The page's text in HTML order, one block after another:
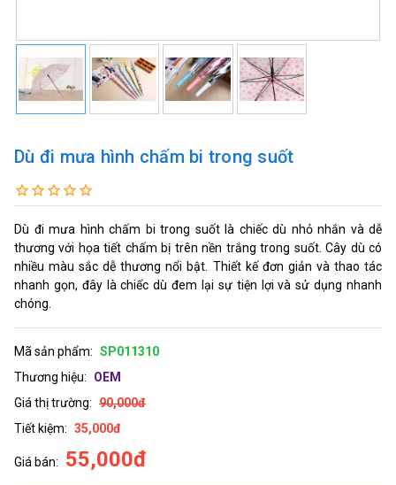
Dù đi mưa hình chấm bi trong suốt
Dù đi mưa hình chấm bi trong suốt là chiếc dù nhỏ nhắn và dễ
thương với họa tiết chấm bị trên nền trắng trong suốt. Cây dù có
nhiều màu sắc dễ thương nổi bật. Thiết kế đơn giản và thao tác
nhanh gọn, đây là chiếc dù đem lại sự tiện lợi và sử dụng nhanh
chóng.
Mã sản phẩm: SP011310
Thương hiệu:
OEM
Giá thị trường: 90,000đ
Tiết kiệm: 35,000đ
Giá bán: 55,000đ